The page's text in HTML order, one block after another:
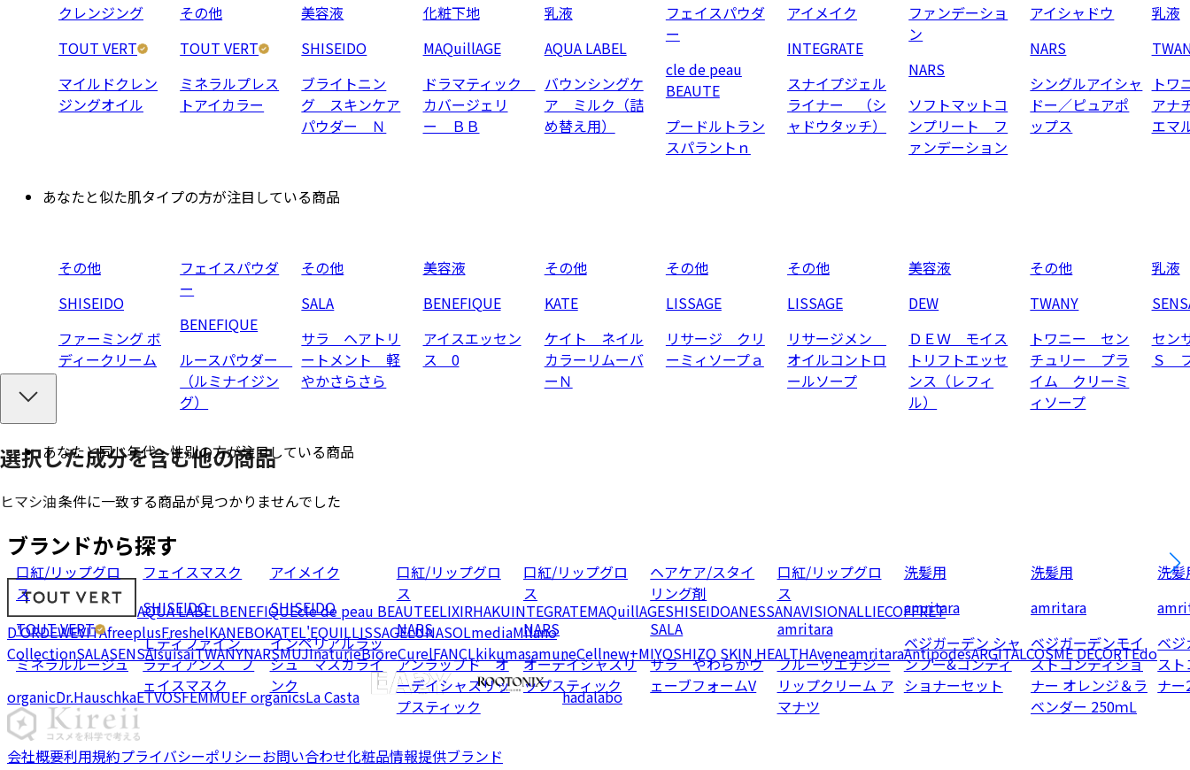
選択した成分を含む他の商品
ヒマシ油
口紅/リップグロ
ス
TOUT VERT
ミネラルルージュ
フェイスマスク
SHISEIDO
Ｌディファイン
ラディアンス フ
ェイスマスク
アイメイク
SHISEIDO
インペリアルラッ
シュ マスカライ
ンク
口紅/リップグロ
ス
NARS
アンラップド オ
ーデイシャスリッ
プスティック
口紅/リップグロ
ス
NARS
オーデイシャスリ
ップスティック
ヘアケア/スタイ
リング剤
SALA
サラ やわらかウ
ェーブフォームV
口紅/リップグロ
ス
amritara
フルーツエナジー
リップクリーム ア
マナツ
洗髪用
amritara
ベジガーデン シャ
ンプー&コンディ
ショナーセット
洗髪用
amritara
ベジガーデンモイ
ストコンディショ
ナー オレンジ＆ラ
ベンダー 250ｍL
洗髪
ベ
ス
ナ
クレンジング
TOUT VERT
マイルドクレン
ジングオイル
その他
TOUT VERT
ミネラルプレス
トアイカラー
美容液
SHISEIDO
ブライトニン
グ スキンケア
パウダー Ｎ
化粧下地
MAQuillAGE
ドラマティック
カバージェリ
ー ＢＢ
乳液
AQUA LABEL
バウンシングケ
ア ミルク（詰
め替え用）
フェイスパウダ
ー
cle de peau
BEAUTE
プードルトラン
スパラントｎ
アイメイク
INTEGRATE
スナイプジェル
ライナー （シ
ャドウタッチ）
ファンデーショ
ン
NARS
ソフトマットコ
ンプリート フ
ァンデーション
アイシャドウ
NARS
シングルアイシャ
ドー／ピュアポ
ップス
乳液
ト
アナ
エマ
あなたと似た肌タイプの方が注目している商品
その他
SHISEIDO
ファーミング ボ
ディークリーム
フェイスパウダ
ー
BENEFIQUE
ルースパウダー
（ルミナイジン
グ）
その他
SALA
サラ ヘアトリ
ートメント 軽
やかさらさら
美容液
BENEFIQUE
アイスエッセン
ス 0
その他
KATE
ケイト ネイル
カラーリムーバ
ーＮ
その他
LISSAGE
リサージ クリ
ーミィソープａ
その他
LISSAGE
リサージメン
オイルコントロ
ールソープ
美容液
DEW
ＤＥＷ モイス
トリフトエッセ
ンス（レフィ
ル）
その他
TWANY
トワニー セン
チュリー プラ
イム クリーミ
ィソープ
乳液
セン
Ｓ
あなたと同じ年代・性別の方が注目している商品
条件に一致する商品が見つかりませんでした
ブランドから探す
AQUA LABELBENEFIQUEcle de peau BEAUTEELIXIRHAKUINTEGRATEMAQuillAGESHISEIDOANESSANAVISIONALLIECOFFRET
D'ORDEWEVITAfreeplusFreshelKANEBOKATEL'EQUILLISSAGELUNASOLmediaMilano
CollectionSALASENSAIsuisaiTWANYNARSMUJInaturieBioreCurelFANCLkikumasamuneCellnew+MIYOSHIZO SKIN HEALTHAveneamritaraAntipodesARGITALCOSME DECORTEdo
organicDr.HauschkaETVOSFEMMUEF organicsLa Casta hadalabo
会社概要利用規約プライバシーポリシーお問い合わせ化粧品情報提供ブランド